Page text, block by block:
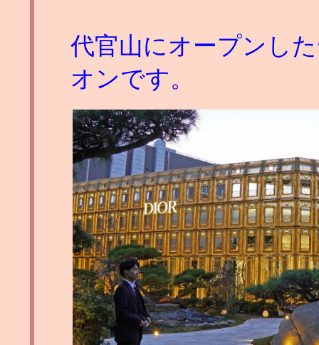
代官山にオープンし
オンです。